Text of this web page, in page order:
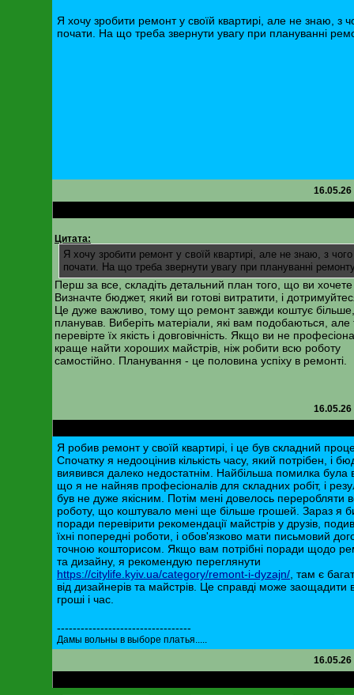
Я хочу зробити ремонт у своїй квартирі, але не знаю, з
почати. На що треба звернути увагу при плануванні
Цитата:
Я хочу зробити ремонт у своїй квартирі, але не знаю, з чого
почати. На що треба звернути увагу при плануванні
Перш за все, складіть детальний план того, що ви хочете
Визначте бюджет, який ви готові витратити, і
Це дуже важливо, тому що ремонт завжди коштує
планував. Виберіть матеріали, які вам подобаються, але
перевірте їх якість і довговічність. Якщо ви не
краще найти хороших майстрів, ніж робити всю роботу
самостійно. Планування - це половина успіху в ремонті.
Я робив ремонт у своїй квартирі, і це був складний
Спочатку я недооцінив кількість часу, який потрібен, і
виявився далеко недостатнім. Найбільша помилка була
що я не найняв професіоналів для складних робіт, і
був не дуже якісним. Потім мені довелось переробляти
роботу, що коштувало мені ще більше грошей. Зараз я
поради перевірити рекомендації майстрів у друзів,
їхні попередні роботи, і обов'язково мати письмовий
точною кошторисом. Якщо вам потрібні поради щодо
та дизайну, я рекомендую переглянути
https://citylife.kyiv.ua/category/remont-i-dyzajn/, там є
від дизайнерів та майстрів. Це справді може заощадити
гроші і час.
----------------------------------
Дамы вольны в выборе платья.....